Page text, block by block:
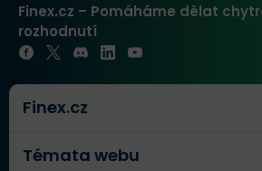
Finex.cz – Pomáháme dělat
rozhodnutí
Finex.cz
Témata webu